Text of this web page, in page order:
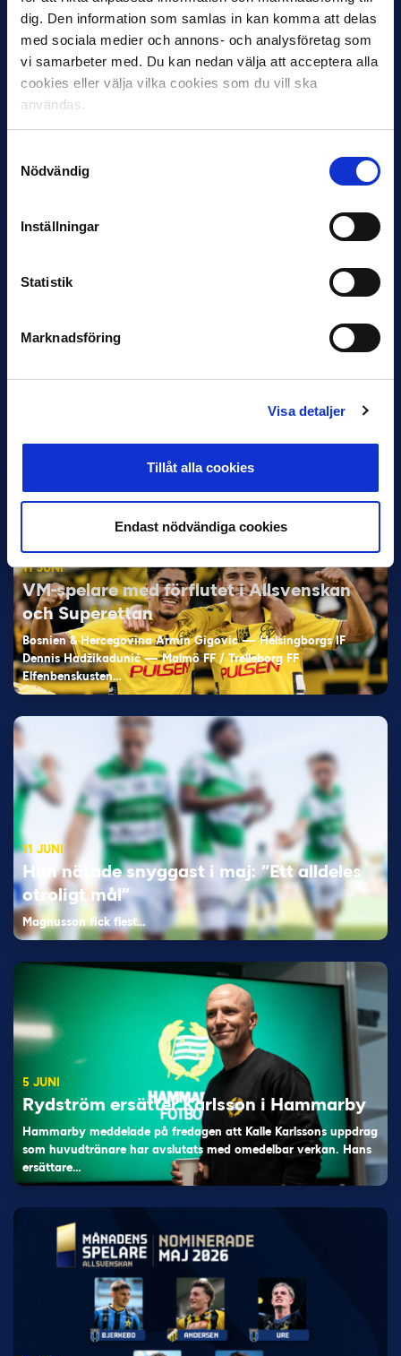
dig. Den information som samlas in kan komma att delas
med sociala medier och annons- och analysföretag som
vi samarbeter med. Du kan nedan välja att acceptera alla
cookies eller välja vilka cookies som du vill ska
användas.
Nödvändig
Inställningar
Statistik
Marknadsföring
Visa detaljer
Tillåt alla cookies
Endast nödvändiga cookies
12 JUNI
Favorit i repris för Sirius i maj
11 JUNI
VM-spelare med förflutet i Allsvenskan
och Superettan
Bosnien & Hercegovina Armin Gigovic — Helsingborgs IF
Dennis Hadžikadunić — Malmö FF / Trelleborg FF
Elfenbenskusten…
11 JUNI
Han nätade snyggast i maj: “Ett alldeles
otroligt mål”
Magnusson fick flest…
5 JUNI
Rydström ersätter Karlsson i Hammarby
Hammarby meddelade på fredagen att Kalle Karlssons uppdrag
som huvudtränare har avslutats med omedelbar verkan. Hans
ersättare…